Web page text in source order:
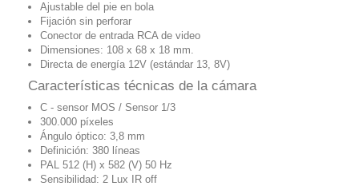
Ajustable del pie en bola
Fijación sin perforar
Conector de entrada RCA de video
Dimensiones: 108 x 68 x 18 mm.
Directa de energía 12V (estándar 13, 8V)
Características técnicas de la cámara
C - sensor MOS / Sensor 1/3
300.000 píxeles
Ángulo óptico: 3,8 mm
Definición: 380 líneas
PAL 512 (H) x 582 (V) 50 Hz
Sensibilidad: 2 Lux IR off